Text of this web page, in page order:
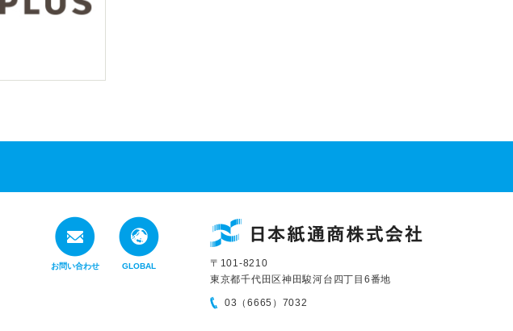
お問い合わせ GLOBAL
〒101-8210
東京都千代田区神田駿河台四丁目6番地
03（6665）7032